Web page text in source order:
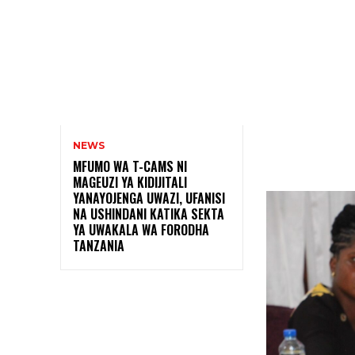
NEWS
MFUMO WA T-CAMS NI
MAGEUZI YA KIDIJITALI
YANAYOJENGA UWAZI, UFANISI
NA USHINDANI KATIKA SEKTA
YA UWAKALA WA FORODHA
TANZANIA